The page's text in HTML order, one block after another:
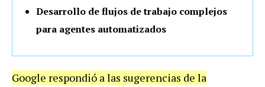
Desarrollo de flujos de trabajo complejos
para agentes automatizados
Google respondió a las sugerencias de la